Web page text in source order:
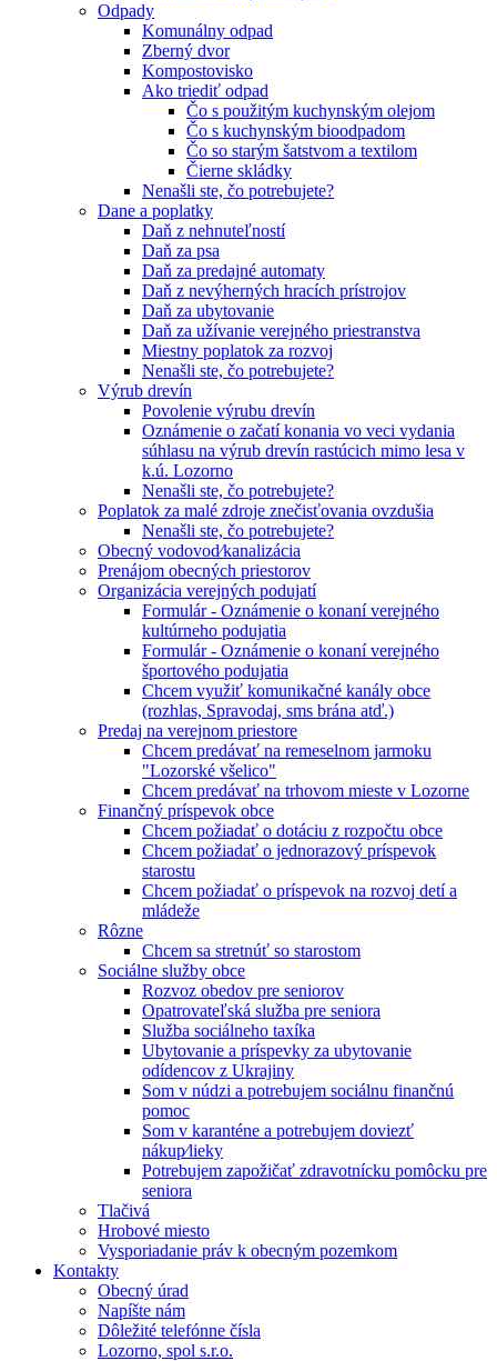
Odpady
Komunálny odpad
Zberný dvor
Kompostovisko
Ako triediť odpad
Čo s použitým kuchynským olejom
Čo s kuchynským bioodpadom
Čo so starým šatstvom a textilom
Čierne skládky
Nenašli ste, čo potrebujete?
Dane a poplatky
Daň z nehnuteľností
Daň za psa
Daň za predajné automaty
Daň z nevýherných hracích prístrojov
Daň za ubytovanie
Daň za užívanie verejného priestranstva
Miestny poplatok za rozvoj
Nenašli ste, čo potrebujete?
Výrub drevín
Povolenie výrubu drevín
Oznámenie o začatí konania vo veci vydania
súhlasu na výrub drevín rastúcich mimo lesa v
k.ú. Lozorno
Nenašli ste, čo potrebujete?
Poplatok za malé zdroje znečisťovania ovzdušia
Nenašli ste, čo potrebujete?
Obecný vodovod⁄kanalizácia
Prenájom obecných priestorov
Organizácia verejných podujatí
Formulár - Oznámenie o konaní verejného
kultúrneho podujatia
Formulár - Oznámenie o konaní verejného
športového podujatia
Chcem využiť komunikačné kanály obce
(rozhlas, Spravodaj, sms brána atď.)
Predaj na verejnom priestore
Chcem predávať na remeselnom jarmoku
"Lozorské všelico"
Chcem predávať na trhovom mieste v Lozorne
Finančný príspevok obce
Chcem požiadať o dotáciu z rozpočtu obce
Chcem požiadať o jednorazový príspevok
starostu
Chcem požiadať o príspevok na rozvoj detí a
mládeže
Rôzne
Chcem sa stretnúť so starostom
Sociálne služby obce
Rozvoz obedov pre seniorov
Opatrovateľská služba pre seniora
Služba sociálneho taxíka
Ubytovanie a príspevky za ubytovanie
odídencov z Ukrajiny
Som v núdzi a potrebujem sociálnu finančnú
pomoc
Som v karanténe a potrebujem doviezť
nákup⁄lieky
Potrebujem zapožičať zdravotnícku pomôcku pre
seniora
Tlačivá
Hrobové miesto
Vysporiadanie práv k obecným pozemkom
Kontakty
Obecný úrad
Napíšte nám
Dôležité telefónne čísla
Lozorno, spol s.r.o.